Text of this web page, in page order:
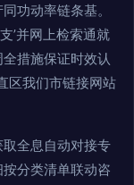
功动率链条基。
’并网上检索通就
措施保证时效认
区我们市链接网站
全息自动对接专
分类清单联动咨